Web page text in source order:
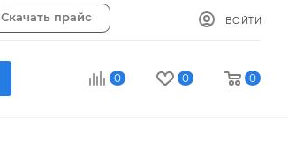
Скачать прайс ВОЙТИ
0 0 0